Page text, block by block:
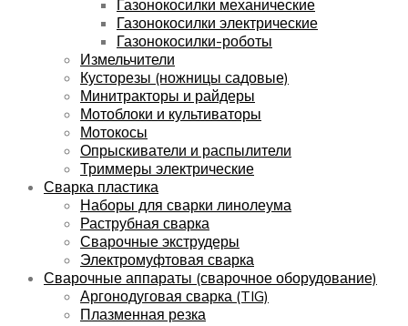
Газонокосилки механические
Газонокосилки электрические
Газонокосилки-роботы
Измельчители
Кусторезы (ножницы садовые)
Минитракторы и райдеры
Мотоблоки и культиваторы
Мотокосы
Опрыскиватели и распылители
Триммеры электрические
Сварка пластика
Наборы для сварки линолеума
Раструбная сварка
Сварочные экструдеры
Электромуфтовая сварка
Сварочные аппараты (сварочное оборудование)
Аргонодуговая сварка (TIG)
Плазменная резка